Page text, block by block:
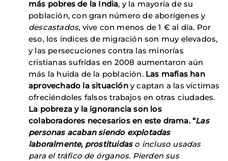
más pobres de la India, y la mayoría de su
población, con gran número de aborígenes y
descastados, vive con menos de 1 € al día. Por
eso, los índices de migración son muy elevados,
y las persecuciones contra las minorías
cristianas sufridas en 2008 aumentaron aún
más la huida de la población. Las mafias han
aprovechado la situacióny captan a las víctimas
ofreciéndoles falsos trabajos en otras ciudades.
La pobreza y la ignorancia son los
colaboradores necesarios en este drama. “Las
personas acaban siendo explotadas
laboralmente, prostituidaso incluso usadas
para el tráfico de órganos. Pierden sus